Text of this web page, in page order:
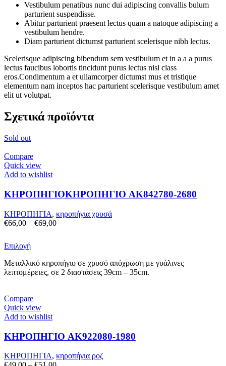
Vestibulum penatibus nunc dui adipiscing convallis bulum
parturient suspendisse.
Abitur parturient praesent lectus quam a natoque adipiscing a
vestibulum hendre.
Diam parturient dictumst parturient scelerisque nibh lectus.
Scelerisque adipiscing bibendum sem vestibulum et in a a a purus
lectus faucibus lobortis tincidunt purus lectus nisl class
eros.Condimentum a et ullamcorper dictumst mus et tristique
elementum nam inceptos hac parturient scelerisque vestibulum amet
elit ut volutpat.
Σχετικά προϊόντα
Sold out
Compare
Quick view
Add to wishlist
ΚΗΡΟΠΗΓΙΟΚΗΡΟΠΗΓΙΟ AK842780-2680
ΚΗΡΟΠΗΓΙΑ, κηροπήγια χρυσά
€66,00 – €69,00Price
€69,00
ΕπιλογήΑυτό
προϊόν
έχει
Οι
επιλογές
μπορούν
επιλεγούν
σελίδα
του
Μεταλλικό κηροπήγιο σε χρυσό απόχρωση με γυάλινες
λεπτομέρειες, σε 2 διαστάσεις 39cm – 35cm.
Compare
Quick view
Add to wishlist
ΚΗΡΟΠΗΓΙΟ AK922080-1980
ΚΗΡΟΠΗΓΙΑ, κηροπήγια ροζ